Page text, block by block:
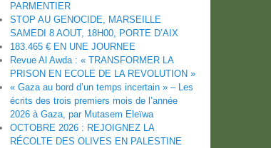
PARMENTIER
STOP AU GENOCIDE, MARSEILLE
SAMEDI 8 AOUT, 18H00, PORTE D’AIX
183.465 € EN UNE JOURNEE
Revue Al Awda : « TRANSFORMER LA
PRISON EN ECOLE DE LA REVOLUTION »
« Gaza au bord d’un temps incertain » – Les
écrits des trois premiers mois de l’année
2026 à Gaza, par Mutasem Eleïwa
OCTOBRE 2026 : REJOIGNEZ LA
RÉCOLTE DES OLIVES EN PALESTINE